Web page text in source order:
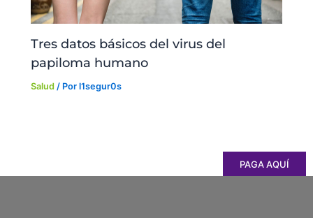
Tres datos básicos del virus del
papiloma humano
Salud / Porl1segur0s
PAGA AQUÍ